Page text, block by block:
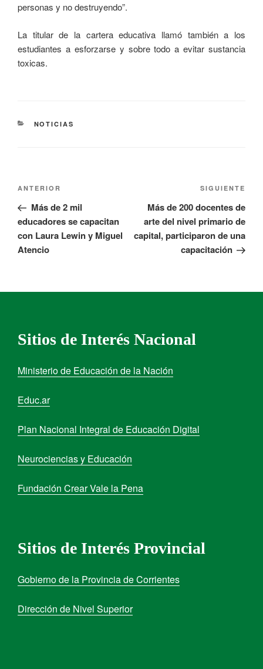
personas y no destruyendo”.
La titular de la cartera educativa llamó también a los
estudiantes a esforzarse y sobre todo a evitar sustancia
toxicas.
NOTICIAS
ANTERIOR
Más de 2 mil
educadores se capacitan
con Laura Lewin y Miguel
Atencio
SIGUIENTE
Más de 200 docentes de
arte del nivel primario de
capital, participaron de una
capacitación
Sitios de Interés Nacional
Ministerio de Educación de la Nación
Educ.ar
Plan Nacional Integral de Educación Digital
Neurociencias y Educación
Fundación Crear Vale la Pena
Sitios de Interés Provincial
Gobierno de la Provincia de Corrientes
Dirección de Nivel Superior